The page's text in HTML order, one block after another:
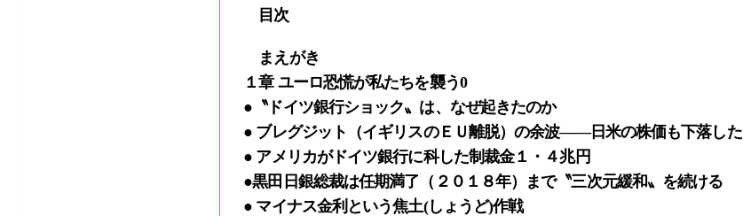
目次
まえがき
１章 ユーロ恐慌が私たちを襲う0
●〝ドイツ銀行ショック〟は、なぜ起きたのか
● ブレグジット（イギリスのＥＵ離脱）の余波――日米の株価も下落した
● アメリカがドイツ銀行に科した制裁金１・４兆円
●黒田日銀総裁は任期満了（２０１８年）まで〝三次元緩和〟を続ける
● マイナス金利という焦土(しょうど)作戦